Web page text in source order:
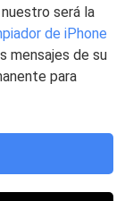
será la
de iPhone
mensajes de su
para